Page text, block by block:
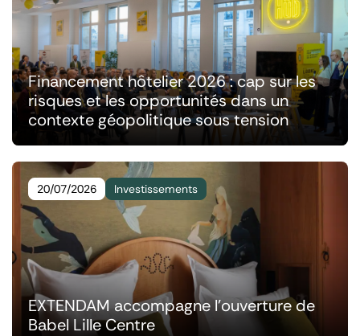
Financement hôtelier 2026 : cap sur les
risques et les opportunités dans un
contexte géopolitique sous tension
20/07/2026 Investissements
EXTENDAM accompagne l'ouverture de
Babel Lille Centre